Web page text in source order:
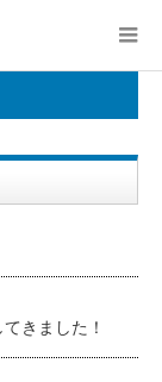
きました！